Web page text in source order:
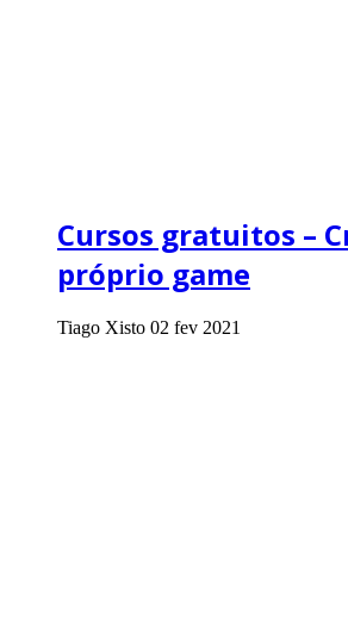
Cursos gratuitos –
próprio game
Tiago Xisto 02 fev 2021